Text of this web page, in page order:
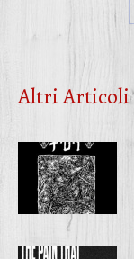
Altri Articoli